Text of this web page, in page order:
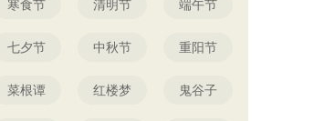
寒食节 清明节 端午节
七夕节 中秋节 重阳节
菜根谭 红楼梦 鬼谷子